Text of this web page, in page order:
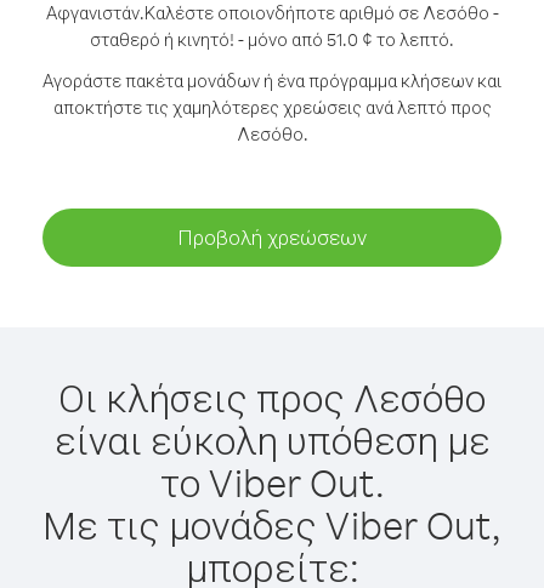
Αφγανιστάν.Καλέστε οποιονδήποτε αριθμό σε Λεσόθο -
σταθερό ή κινητό! - μόνο από 51.0 ¢ το λεπτό.
Αγοράστε πακέτα μονάδων ή ένα πρόγραμμα κλήσεων και
αποκτήστε τις χαμηλότερες χρεώσεις ανά λεπτό προς
Λεσόθο.
Προβολή χρεώσεων
Οι κλήσεις προς Λεσόθο
είναι εύκολη υπόθεση με
το Viber Out.
Με τις μονάδες Viber Out,
μπορείτε: